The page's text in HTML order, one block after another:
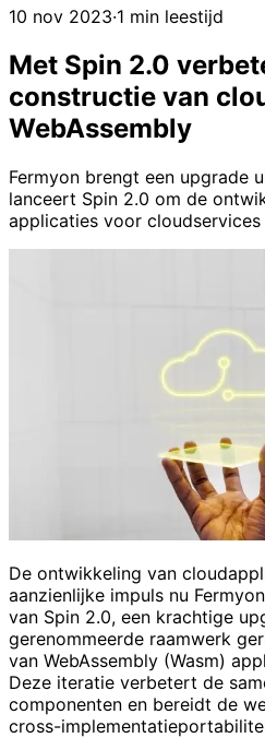
10 nov 2023·1 min leestijd
Met Spin 2.0
constructie van
WebAssembly
Fermyon brengt een upgrade
lanceert Spin 2.0 om de
applicaties voor cloudservices
De ontwikkeling van
aanzienlijke impuls nu
van Spin 2.0, een krachtige
gerenommeerde raamwerk
van WebAssembly (Wasm)
Deze iteratie verbetert de
componenten en bereidt de
cross-